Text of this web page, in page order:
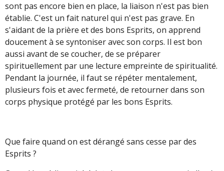
sont pas encore bien en place, la liaison n'est pas bien
établie. C'est un fait naturel qui n'est pas grave. En
s'aidant de la prière et des bons Esprits, on apprend
doucement à se syntoniser avec son corps. Il est bon
aussi avant de se coucher, de se préparer
spirituellement par une lecture empreinte de spiritualité.
Pendant la journée, il faut se répéter mentalement,
plusieurs fois et avec fermeté, de retourner dans son
corps physique protégé par les bons Esprits.
Que faire quand on est dérangé sans cesse par des
Esprits ?